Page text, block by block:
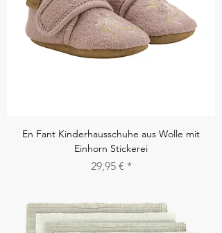
En Fant Kinderhausschuhe aus Wolle mit
Einhorn Stickerei
Preis
29,95 €